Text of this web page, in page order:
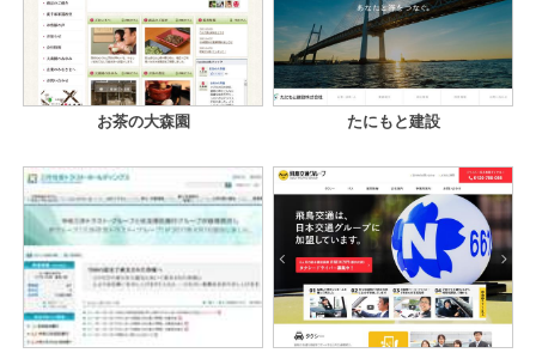
お茶の大森園 たにもと建設